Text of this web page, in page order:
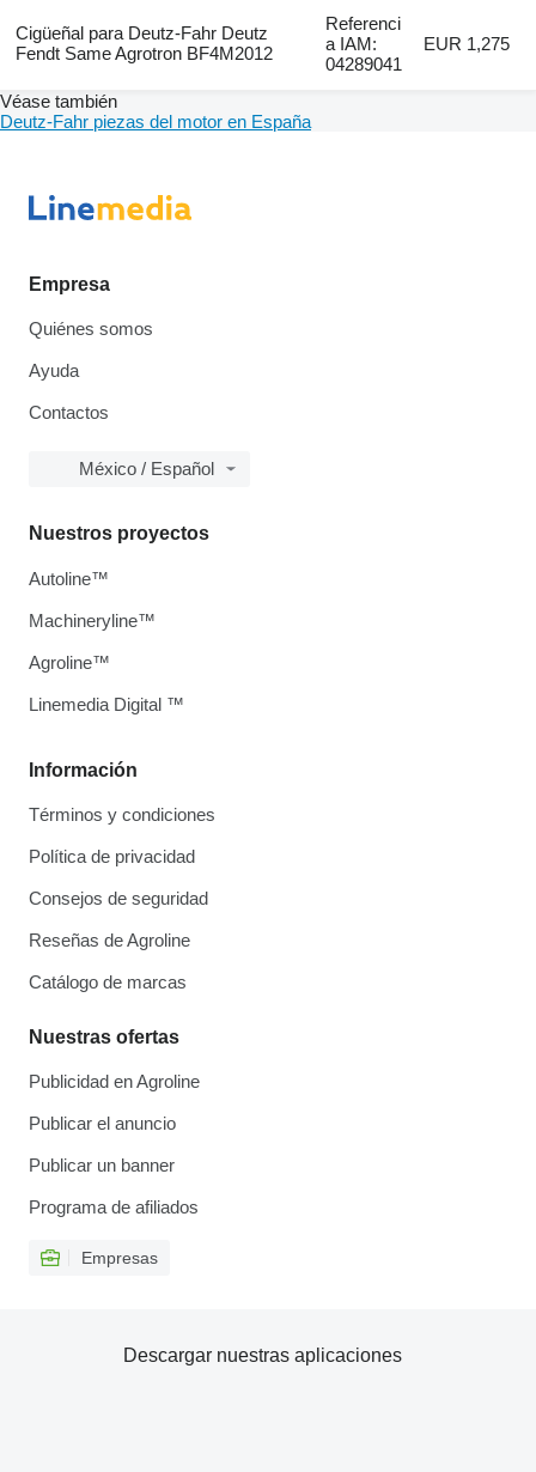
Cigüeñal para Deutz-Fahr Deutz
Fendt Same Agrotron BF4M2012
Referenci
a IAM:
04289041
EUR 1,275
Véase también
Deutz-Fahr piezas del motor en España
Empresa
Quiénes somos
Ayuda
Contactos
México / Español
Información
Términos y condiciones
Política de privacidad
Consejos de seguridad
Reseñas de Agroline
Catálogo de marcas
Nuestras ofertas
Publicidad en Agroline
Publicar el anuncio
Publicar un banner
Programa de afiliados
Empresas
Nuestros proyectos
Autoline™
Machineryline™
Agroline™
Linemedia Digital ™
Descargar nuestras aplicaciones